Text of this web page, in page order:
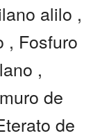
alilo ,
, Fosfuro
,
de
de